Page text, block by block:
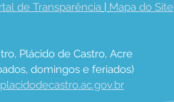
de Transparência | Mapa do Site
Plácido de Castro, Acre
domingos e feriados)